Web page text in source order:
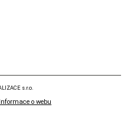
s.r.o.
Informace o webu